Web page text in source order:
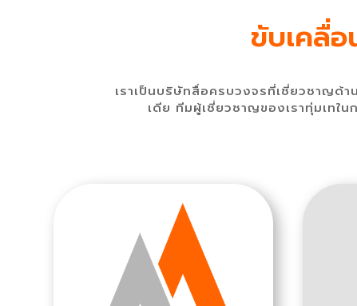
ขับเคลื่อ
เราเป็นบริษัทสื่อครบวงจรที่เชี่ยวชาญด้
เดีย ทีมผู้เชี่ยวชาญของเราทุ่มเทใ